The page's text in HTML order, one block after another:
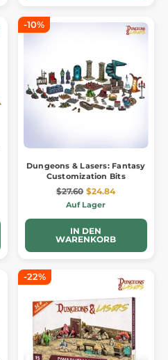
-10%
Dungeons & Lasers: Fantasy
Customization Bits
$27.60 $24.84
Auf Lager
IN DEN
WARENKORB
-22%